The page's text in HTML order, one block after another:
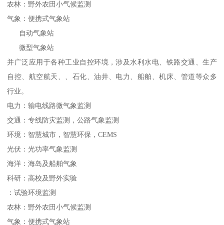
农林：野外农田小气候监测
气象：便携式气象站
自动气象站
微型气象站
并广泛应用于各种工业自控环境，涉及水利水电、铁路交通、生产
自控、航空航天、、石化、油井、电力、船舶、机床、管道等众多
行业。
电力：输电线路微气象监测
交通：专线防灾监测，公路气象监测
环境：智慧城市，智慧环保，CEMS
光伏：光功率气象监测
海洋：海岛及船舶气象
科研：高校及野外实验
：试验环境监测
农林：野外农田小气候监测
气象：便携式气象站